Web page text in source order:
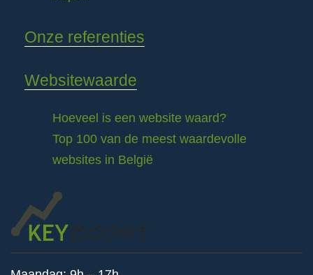
Onze referenties
Websitewaarde
Hoeveel is een website waard?
Top 100 van de meest waardevolle
websites in België